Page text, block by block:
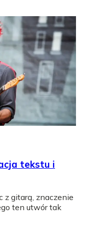
tekstu i
z gitarą, znaczenie
ten utwór tak